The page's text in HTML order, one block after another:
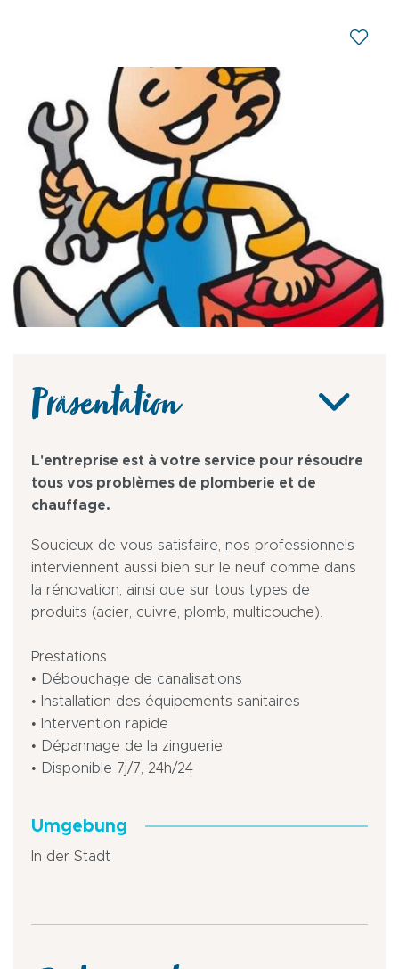
Präsentation
L'entreprise est à votre service pour résoudre
tous vos problèmes de plomberie et de
chauffage.
Soucieux de vous satisfaire, nos professionnels
interviennent aussi bien sur le neuf comme dans
la rénovation, ainsi que sur tous types de
produits (acier, cuivre, plomb, multicouche).
Prestations
• Débouchage de canalisations
• Installation des équipements sanitaires
• Intervention rapide
• Dépannage de la zinguerie
• Disponible 7j/7, 24h/24
Umgebung
In der Stadt